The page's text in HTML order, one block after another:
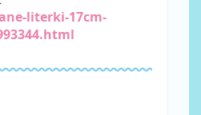
literki-17cm-